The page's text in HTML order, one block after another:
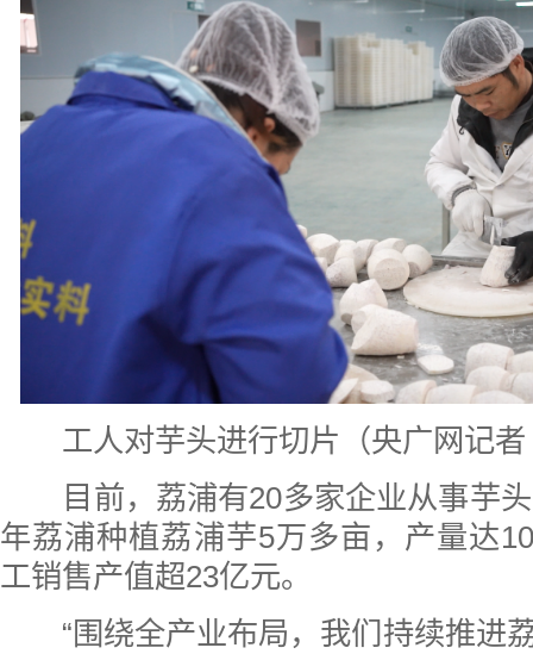
工人对芋头进行切片（央广网记
目前，荔浦有20多家企业从事芋头
年荔浦种植荔浦芋5万多亩，产量达
工销售产值超23亿元。
“围绕全产业布局，我们持续推进